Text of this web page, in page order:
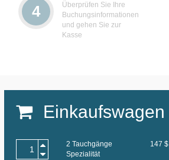
4
Überprüfen Sie Ihre
Buchungsinformationen
und gehen Sie zur
Kasse
Einkaufswagen
2 Tauchgänge
Spezialität
147 $